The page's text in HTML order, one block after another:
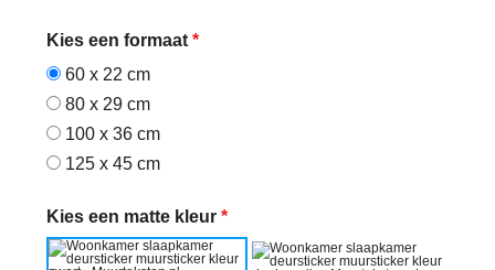
Kies een formaat *
60 x 22 cm
80 x 29 cm
100 x 36 cm
125 x 45 cm
Kies een matte kleur *